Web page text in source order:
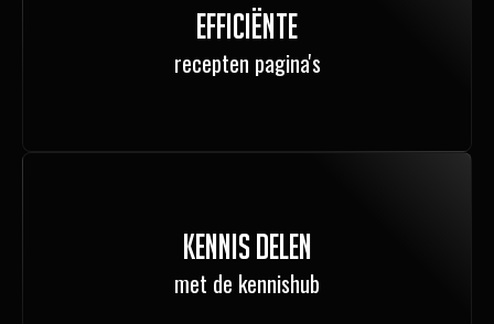
Efficiënte
recepten pagina's
Kennis delen
met de kennishub